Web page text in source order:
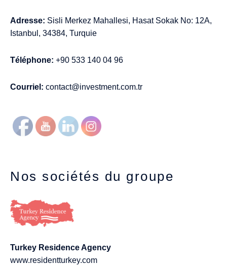
Adresse: Sisli Merkez Mahallesi, Hasat Sokak No: 12A,
Istanbul, 34384, Turquie
Téléphone: +90 533 140 04 96
Courriel: contact@investment.com.tr
Nos sociétés du groupe
Turkey Residence Agency
www.residentturkey.com